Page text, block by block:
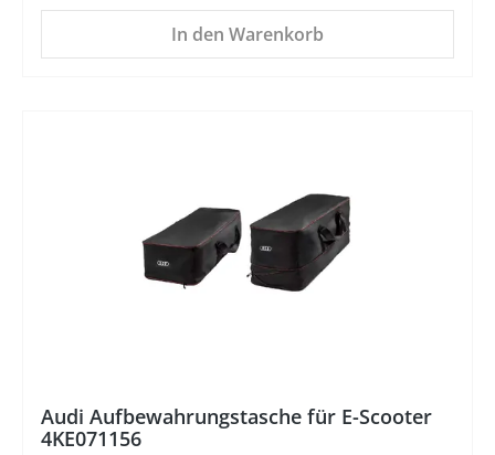
In den Warenkorb
Audi Aufbewahrungstasche für E-Scooter
4KE071156